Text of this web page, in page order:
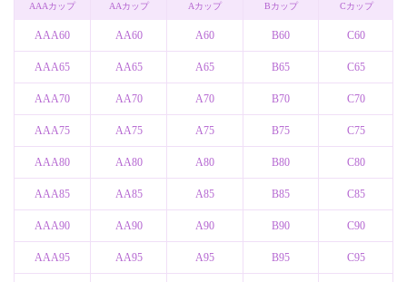
AAAカップ
AAA60
AAA65
AAA70
AAA75
AAA80
AAA85
AAA90
AAA95
AAカップ
AA60
AA65
AA70
AA75
AA80
AA85
AA90
AA95
Aカップ
A60
A65
A70
A75
A80
A85
A90
A95
Bカップ
B60
B65
B70
B75
B80
B85
B90
B95
Cカップ
C60
C65
C70
C75
C80
C85
C90
C95